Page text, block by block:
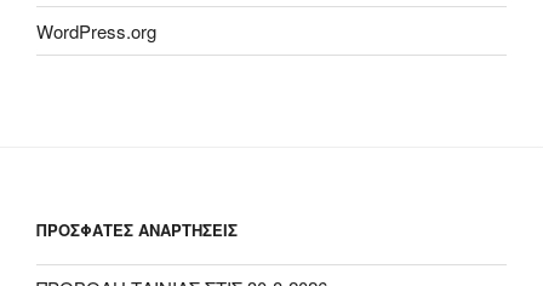
WordPress.org
ΠΡΟΣΦΑΤΕΣ ΑΝΑΡΤΗΣΕΙΣ